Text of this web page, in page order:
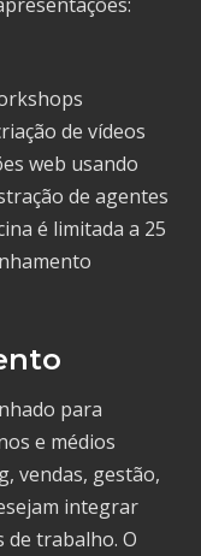
de vídeos
web usando
de agentes
é limitada a 25
para
e médios
vendas, gestão,
integrar
de trabalho. O